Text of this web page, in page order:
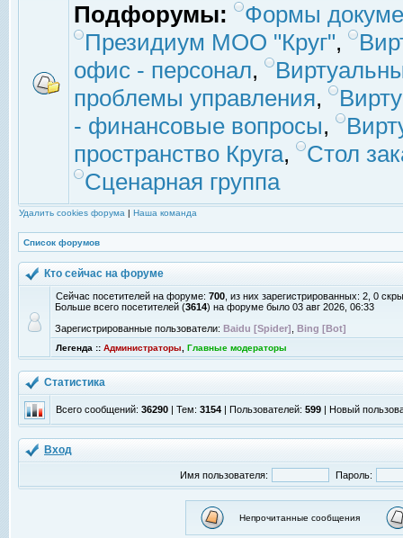
Подфорумы:
Формы
Президиум МОО "Круг",
офис - персонал,
проблемы управления,
- финансовые вопросы,
пространство Круга,
Стол
Сценарная группа
Удалить cookies форума | Наша команда
Список форумов
Кто сейчас на форуме
Сейчас посетителей на форуме: 700 , из них зарегистрированных: 2, 0
Больше всего посетителей (3614) на форуме было 03 авг 2026, 06:33
Зарегистрированные пользователи: Baidu [Spider] Bing [Bot]
Легенда :: Администраторы Главные модераторы
Статистика
Всего сообщений: 36290 | Тем: 3154 | Пользователей: 599 | Новый
Вход
Имя пользователя: Пароль:
Непрочитанные сообщения